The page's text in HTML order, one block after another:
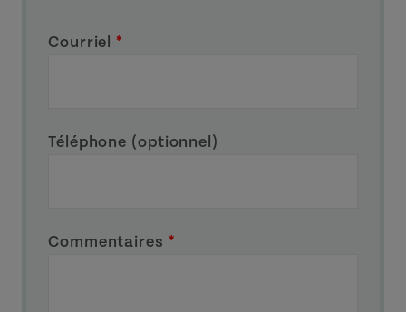
Courriel *
Téléphone (optionnel)
Commentaires *